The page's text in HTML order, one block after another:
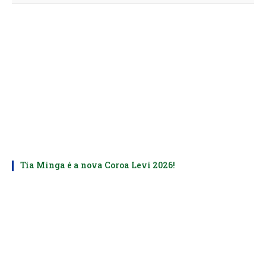
Tia Minga é a nova Coroa Levi 2026!